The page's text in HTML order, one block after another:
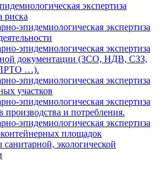
экспертиза
риска
эпидемиологическая экспертиза
эпидемиологическая экспертиза
документации (ЗСО, НДВ, СЗЗ,
…).
эпидемиологическая экспертиза
участков
эпидемиологическая экспертиза
производства и потребления.
эпидемиологическая экспертиза
площадок
экологической